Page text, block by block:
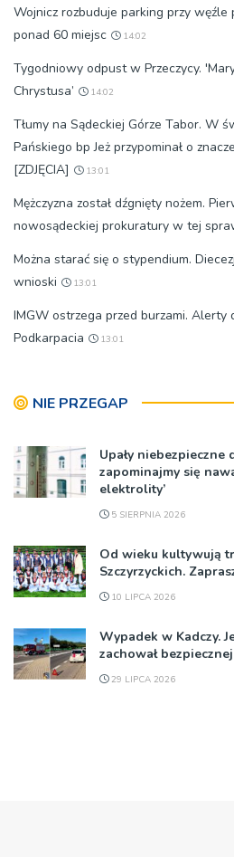
Wojnicz rozbuduje parking przy
ponad 60 miejsc
14:02
Tygodniowy odpust w Przeczycy.
Chrystusa’
14:02
Tłumy na Sądeckiej Górze Tabor. W
Pańskiego bp Jeż przypominał o
[ZDJĘCIA]
13:01
Mężczyzna został dźgnięty nożem.
nowosądeckiej prokuratury w tej
Można starać się o stypendium.
wnioski
13:01
IMGW ostrzega przed burzami. Alerty
Podkarpacia
13:01
NIE PRZEGAP
Upały niebezpieczne
zapominajmy się
elektrolity’
5 SIERPNIA 2026
Od wieku kultywują
Szczyrzyckich.
10 LIPCA 2026
Wypadek w Kadczy.
zachował
29 LIPCA 2026